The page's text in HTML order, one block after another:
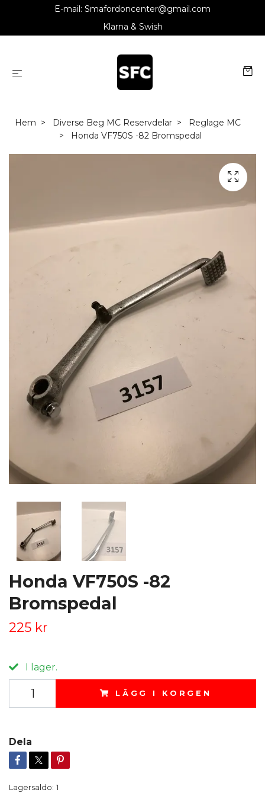
E-mail: Smafordoncenter@gmail.com
Klarna & Swish
Hem Diverse Beg MC Reservdelar
Reglage MC
Honda VF750S -82 Bromspedal
Honda VF750S -82
Bromspedal
225 kr
I lager.
LÄGG I KORGEN
Dela
Lagersaldo: 1